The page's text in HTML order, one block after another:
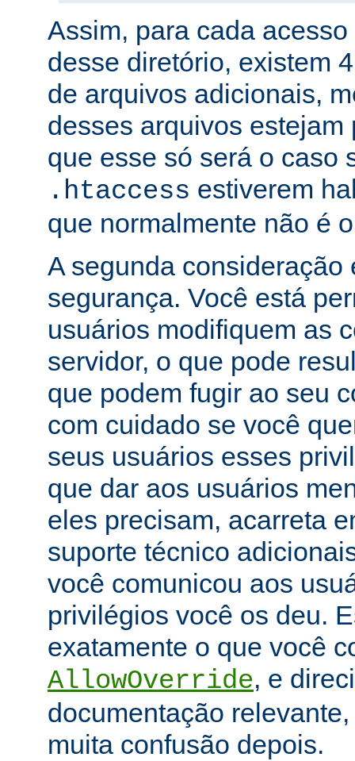
Assim, para cada
desse diretório, existem
de arquivos adicionais,
desses arquivos estejam
que esse só será o caso
.htaccess estiverem
que normalmente não é
A segunda consideração
segurança. Você está
usuários modifiquem as
servidor, o que pode
que podem fugir ao seu
com cuidado se você
seus usuários esses
que dar aos usuários
eles precisam, acarreta
suporte técnico
você comunicou aos
privilégios você os deu.
exatamente o que você
AllowOverride, e
documentação
muita confusão depois.